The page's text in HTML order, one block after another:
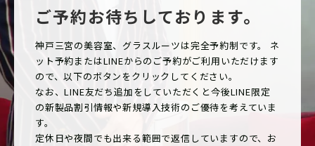
ご予約お待ちしております。
神戸三宮の美容室、グラスルーツは完全予約制です。 ネ
ット予約またはLINEからのご予約がご利用いただけます
ので、以下のボタンをクリックしてください。
なお、LINE友だち追加をしていただくと今後LINE限定
の新製品割引情報や新規導入技術のご優待を考えていま
す。
定休日や夜間でも出来る範囲で返信していますので、お